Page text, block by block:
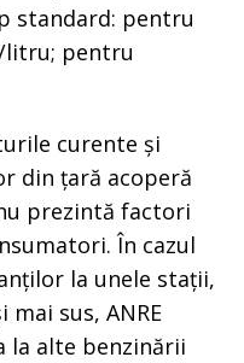
standard: pentru
litru; pentru
curente și
din țară acoperă
prezintă factori
În cazul
la unele stații,
sus, ANRE
la alte benzinării